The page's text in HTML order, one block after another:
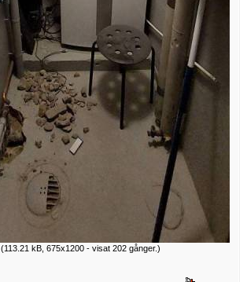
(113.21 kB, 675x1200 - visat 202 gånger.)